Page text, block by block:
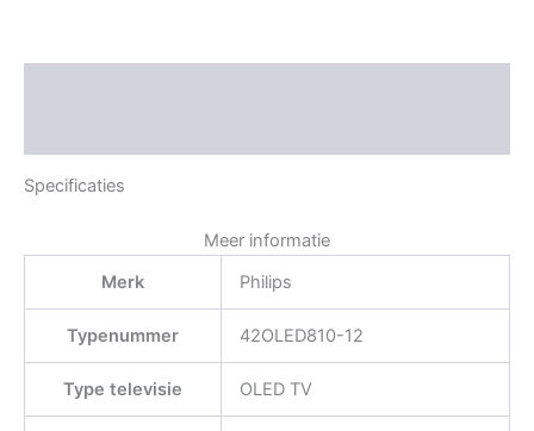
Specificaties
Meer informatie
Merk
Philips
Typenummer 42OLED810-12
Type televisie OLED TV